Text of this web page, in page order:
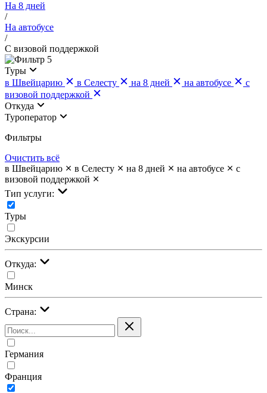
На 8 дней
/
На автобусе
/
С визовой поддержкой
5
Туры
в Швейцарию
в Селесту на 8 дней на автобусе
с
визовой поддержкой
Откуда
Туроператор
Фильтры
Очистить всё
в Швейцарию
в Селесту на 8 дней на автобусе
с
визовой поддержкой
Тип услуги:
Туры
Экскурсии
Откуда:
Минск
Страна:
Германия
Франция